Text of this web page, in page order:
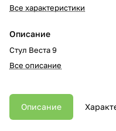
Все характеристики
Описание
Стул Веста 9
Все описание
Описание